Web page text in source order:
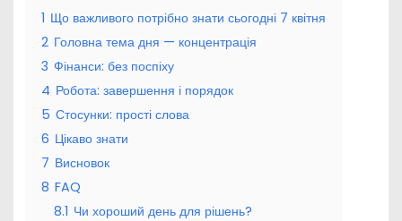
1 Що важливого потрібно знати сьогодні 7 квітня
2 Головна тема дня — концентрація
3 Фінанси: без поспіху
4 Робота: завершення і порядок
5 Стосунки: прості слова
6 Цікаво знати
7 Висновок
8 FAQ
8.1 Чи хороший день для рішень?